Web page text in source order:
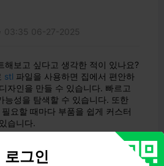
03:35 06-27-2025
해보고 싶다고 생각한 적이 있나요?
stl 파일을 사용하면 집에서 편안하
자인을 만들 수 있습니다. 빠르고
능성을 탐색할 수 있습니다. 또한
요할 때마다 부품을 쉽게 커스터
습니다.
사용하면 헤드폰을 완전히 맞춤화
로그인